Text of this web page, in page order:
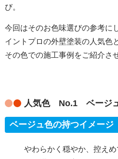
び。
今回はそのお色味選びの参考に
イントプロの外壁塗装の人気色
その色での施工事例をご紹介さ
人気色 No.1 ベージ
ベージュ色の持つイメージ
やわらかく穏やか、控えめ